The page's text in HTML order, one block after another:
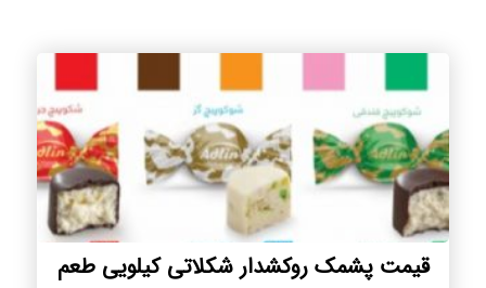
قیمت پشمک روکشدار شکلاتی کیلویی طعم